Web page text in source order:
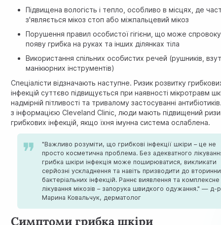
Підвищена вологість і тепло, особливо в місцях, де
з'являється мікоз стоп або міжпальцевий мікоз
Порушення правил особистої гігієни, що може
появу грибка на руках та інших ділянках тіла
Використання спільних особистих речей (рушників,
манікюрних інструментів)
Спеціалісти відзначають наступне. Ризик розвитку
інфекцій суттєво підвищується при наявності мікротравм
надмірній пітливості та тривалому застосуванні
з інформацієюCleveland Clinic , люди мають підвищений
грибкових інфекцій, якщо їхня імунна система ослаблена.
"Важливо розуміти, що грибкові інфекції шкіри – це не
просто косметична проблема. Без адекватного
грибка шкіри інфекція може поширюватися, викликати
серйозні ускладнення та навіть призводити до
бактеріальних інфекцій. Раннє виявлення та комплексне
лікування мікозів – запорука швидкого одужання." — д-р
Марина Ковальчук, дерматолог
Симптоми грибка шкіри